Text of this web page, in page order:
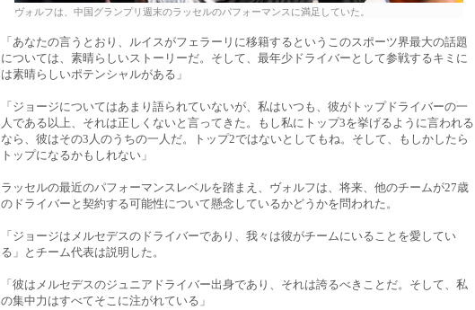
ヴォルフは、中国グランプリ週末のラッセルのパフォーマンスに満足していた。
「あなたの言うとおり、ルイスがフェラーリに移籍するというこのスポーツ界最大の話題
については、素晴らしいストーリーだ。そして、最年少ドライバーとして参戦するキミに
は素晴らしいポテンシャルがある」
「ジョージについてはあまり語られていないが、私はいつも、彼がトップドライバーの一
人である以上、それは正しくないと言ってきた。もし私にトップ3を挙げるように言われる
なら、彼はその3人のうちの一人だ。トップ2ではないとしてもね。そして、もしかしたら
トップになるかもしれない」
ラッセルの最近のパフォーマンスレベルを踏まえ、ヴォルフは、将来、他のチームが27歳
のドライバーと契約する可能性について懸念しているかどうかを問われた。
「ジョージはメルセデスのドライバーであり、我々は彼がチームにいることを愛してい
る」とチーム代表は説明した。
「彼はメルセデスのジュニアドライバー出身であり、それは誇るべきことだ。そして、私
の集中力はすべてそこに注がれている」